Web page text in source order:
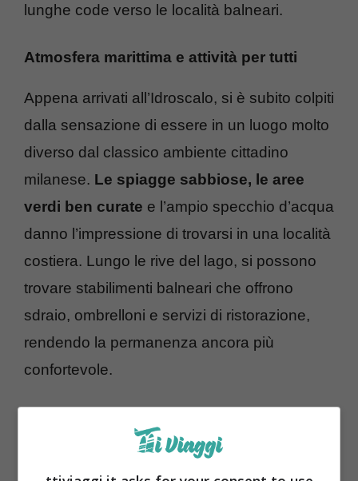
lunghe code verso le località balneari.
Atmosfera marittima e attività per tutti
Appena arrivati all’Idroscalo, si è subito colpiti
dalla sensazione di essere in un luogo molto
diverso dal classico ambiente cittadino
milanese. Le spiagge sabbiose, le aree
verdi ben curate e l’ampio specchio d’acqua
danno l’impressione di trovarsi in una località
costiera. Lungo le rive del lago, si possono
trovare stabilimenti balneari che offrono
sdraio, ombrelloni e servizi di ristorazione,
rendendo la permanenza ancora più
confortevole.